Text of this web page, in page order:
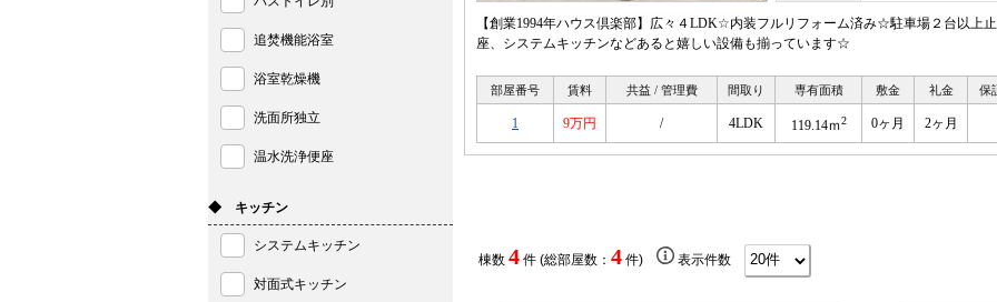
【創業1994年ハウス倶楽部】広々４LDK☆内装フルリフォーム済み☆駐車場２台以上
座、システムキッチンなどあると嬉しい設備も揃っています☆
部屋番号 賃料 共益 / 管理費 間取り 専有面積 敷金 礼金 保
1 9万円 / 4LDK 119.14ｍ2 0ヶ月 2ヶ月
棟数 4件 (総部屋数： 4件) 表示件数
追焚機能浴室
浴室乾燥機
洗面所独立
温水洗浄便座
◆ キッチン
システムキッチン
対面式キッチン